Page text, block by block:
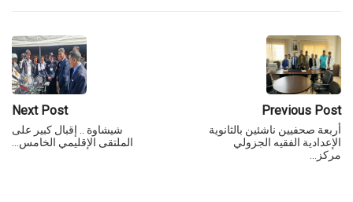
Previous Post
أربعة صحفيين ناشئين بالثانوية
الإعدادية الفقيه الجزولي
مركز…
Next Post
شيشاوة .. إقبال كبير على
الملتقى الإقليمي الخامس…